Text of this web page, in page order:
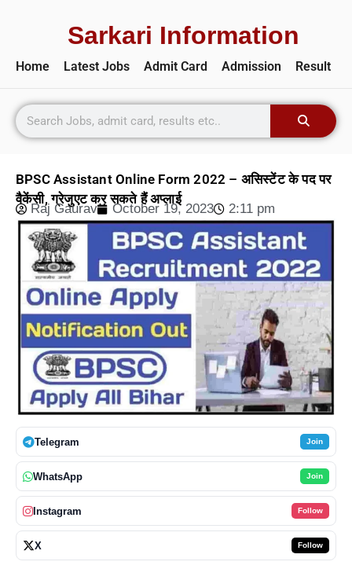
Sarkari Information
Home Latest Jobs Admit Card Admission Result
BPSC Assistant Online Form 2022 – असिस्टेंट के पद पर
वैकेंसी, ग्रेजुएट कर सकते हैं अप्लाई
Raj Gaurav October 19, 2023 2:11 pm
Telegram Join
WhatsApp Join
Instagram Follow
X Follow